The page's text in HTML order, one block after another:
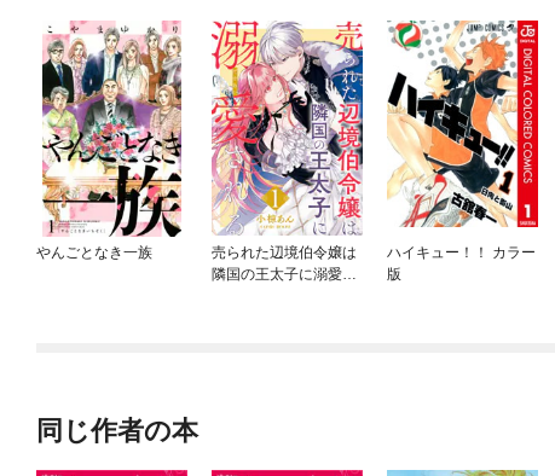
やんごとなき一族
売られた辺境伯令嬢は
隣国の王太子に溺愛さ
ハイキュー！！ カラー
版
同じ作者の本